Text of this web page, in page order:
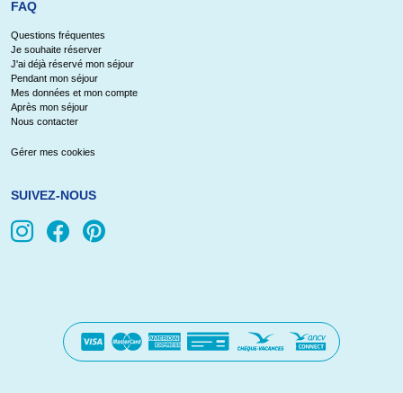
FAQ
Questions fréquentes
Je souhaite réserver
J'ai déjà réservé mon séjour
Pendant mon séjour
Mes données et mon compte
Après mon séjour
Nous contacter
Gérer mes cookies
SUIVEZ-NOUS